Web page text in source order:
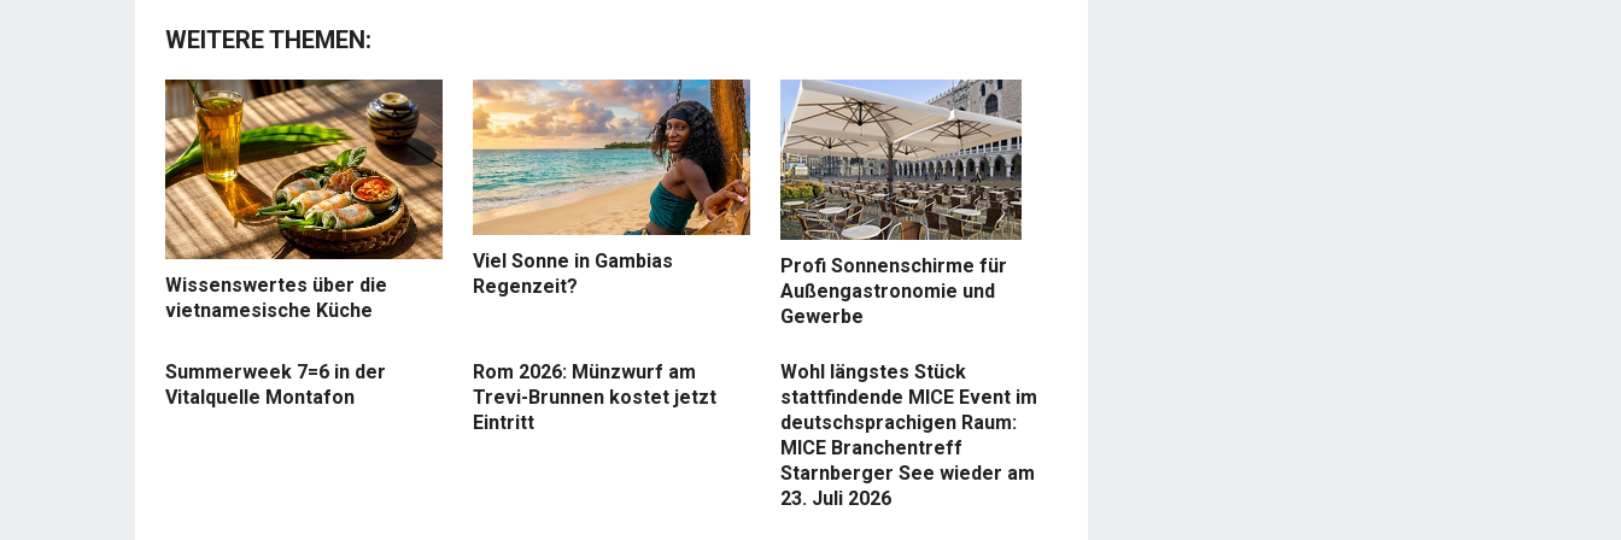
WEITERE THEMEN:
Wissenswertes über die
vietnamesische Küche
Viel Sonne in Gambias
Regenzeit?
Profi Sonnenschirme für
Außengastronomie und
Gewerbe
Summerweek 7=6 in der
Vitalquelle Montafon
Rom 2026: Münzwurf am
Trevi-Brunnen kostet jetzt
Eintritt
Wohl längstes Stück
stattfindende MICE Event im
deutschsprachigen Raum:
MICE Branchentreff
Starnberger See wieder am
23. Juli 2026